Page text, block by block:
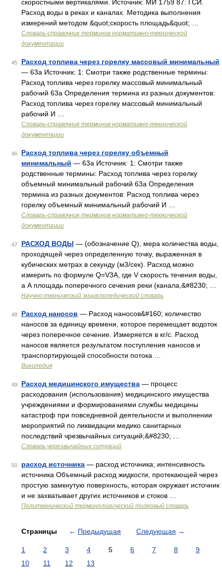
скоростными вертикалями. Источник: МИ 1759 87: ГСИ.
Расход воды в реках и каналах. Методика выполнения
измерений методом &quot;скорость площадь&quot; …
Словарь-справочник терминов нормативно-технической
документации
45
Расход топлива через горелку массовый минимальный
— 63а Источник: 1: Смотри также родственные термины:
Расход топлива через горелку массовый минимальный
рабочий 63а Определения термина из разных документов:
Расход топлива через горелку массовый минимальный
рабочий И …
Словарь-справочник терминов нормативно-технической
документации
46
Расход топлива через горелку объемный
минимальный — 63а Источник: 1: Смотри также
родственные термины: Расход топлива через горелку
объемный минимальный рабочий 63а Определения
термина из разных документов: Расход топлива через
горелку объемный минимальный рабочий И …
Словарь-справочник терминов нормативно-технической
документации
47 РАСХОД ВОДЫ — (обозначение Q), мера количества воды,
проходящей через определенную точку, выраженная в
кубических метрах в секунду (м3/сек). Расход можно
измерить по формуле Q=V3А, где V скорость течения воды,
а А площадь поперечного сечения реки (канала,&#8230; …
Научно-технический энциклопедический словарь
48 Расход наносов — Расход наносов&#160; количество
наносов за единицу времени, которое перемещает водоток
через поперечное сечение. Измеряется в кг/с. Расход
наносов является результатом поступления наносов и
транспортирующей способности потока …
Википедия
49 Расход медицинского имущества — процесс
расходования (использования) медицинского имущества
учреждениями и формированиями службы медицины
катастроф при повседневной деятельности и выполнении
мероприятий по ликвидации медико санитарных
последствий чрезвычайных ситуаций;&#8230; …
Словарь черезвычайных ситуаций
50 расход источника — расход источника; интенсивность
источника Объемный расход жидкости, протекающей через
простую замкнутую поверхность, которая окружает источник
и не захватывает других источников и стоков …
Политехнический терминологический толковый словарь
Страницы ← Предыдущая Следующая →
1 2 3 4 5 6 7 8
9
10
11 12 13